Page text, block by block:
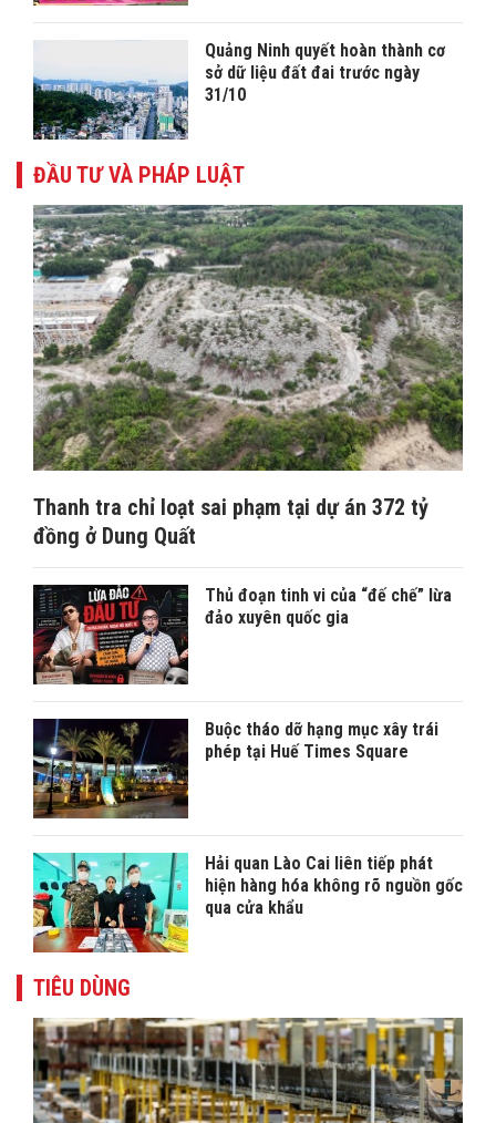
Quảng Ninh quyết hoàn thành cơ
sở dữ liệu đất đai trước ngày
31/10
ĐẦU TƯ VÀ PHÁP LUẬT
Thanh tra chỉ loạt sai phạm tại dự án 372 tỷ
đồng ở Dung Quất
Thủ đoạn tinh vi của “đế chế” lừa
đảo xuyên quốc gia
Buộc tháo dỡ hạng mục xây trái
phép tại Huế Times Square
Hải quan Lào Cai liên tiếp phát
hiện hàng hóa không rõ nguồn gốc
qua cửa khẩu
TIÊU DÙNG